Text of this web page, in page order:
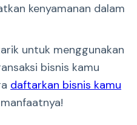
kenyamanan dalam
untuk menggunakan
bisnis kamu
daftarkan bisnis kamu